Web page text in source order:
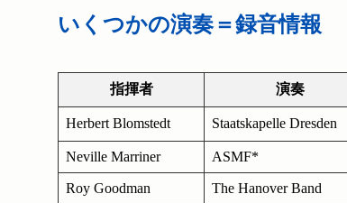
いくつかの演奏＝録音情報
指揮者
演奏
Herbert Blomstedt Staatskapelle Dresden
Neville Marriner ASMF*
Roy Goodman The Hanover Band